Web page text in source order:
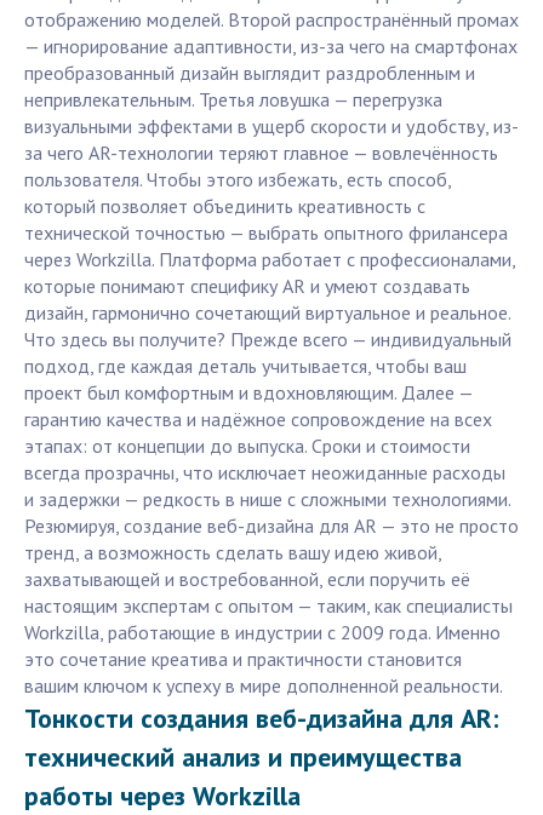
отображению моделей. Второй распространённый промах
— игнорирование адаптивности, из-за чего на смартфонах
преобразованный дизайн выглядит раздробленным и
непривлекательным. Третья ловушка — перегрузка
визуальными эффектами в ущерб скорости и удобству, из-
за чего AR-технологии теряют главное — вовлечённость
пользователя. Чтобы этого избежать, есть способ,
который позволяет объединить креативность с
технической точностью — выбрать опытного фрилансера
через Workzilla. Платформа работает с профессионалами,
которые понимают специфику AR и умеют создавать
дизайн, гармонично сочетающий виртуальное и реальное.
Что здесь вы получите? Прежде всего — индивидуальный
подход, где каждая деталь учитывается, чтобы ваш
проект был комфортным и вдохновляющим. Далее —
гарантию качества и надёжное сопровождение на всех
этапах: от концепции до выпуска. Сроки и стоимости
всегда прозрачны, что исключает неожиданные расходы
и задержки — редкость в нише с сложными технологиями.
Резюмируя, создание веб-дизайна для AR — это не просто
тренд, а возможность сделать вашу идею живой,
захватывающей и востребованной, если поручить её
настоящим экспертам с опытом — таким, как специалисты
Workzilla, работающие в индустрии с 2009 года. Именно
это сочетание креатива и практичности становится
вашим ключом к успеху в мире дополненной реальности.
Тонкости создания веб-дизайна для AR:
технический анализ и преимущества
работы через Workzilla